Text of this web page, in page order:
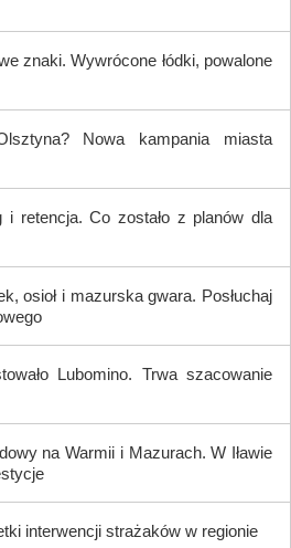
znaki. Wywrócone łódki, powalone
Nowa kampania miasta
i retencja. Co zostało z planów dla
osioł i mazurska gwara. Posłuchaj
Lubomino. Trwa szacowanie
na Warmii i Mazurach. W Iławie
interwencji strażaków w regionie